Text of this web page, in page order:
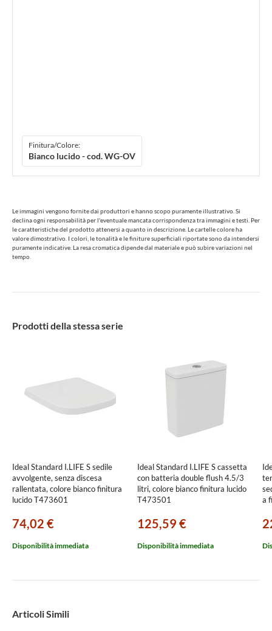
Finitura/Colore:
Bianco lucido - cod. WG-OV
Le immagini vengono fornite dai produttori e hanno scopo puramente illustrativo. Si
declina ogni responsabilità per l'eventuale mancata corrispondenza tra immagini e testi. Per
le caratteristiche del prodotto attenersi a quanto in descrizione. Le cartelle colore ha
valore dimostrativo. I colori, le tonalità e le finiture superficiali riportate sono da intendersi
puramente indicative. La resa cromatica dipende dal materiale e può subire variazioni nel
tempo.
Prodotti della stessa serie
Ideal Standard I.LIFE S sedile
avvolgente, senza discesa
rallentata, colore bianco finitura
lucido T473601
74,02 €
Disponibilità immediata
Ideal Standard I.LIFE S cassetta
con batteria double flush 4.5/3
litri, colore bianco finitura lucido
T473501
125,59 €
Disponibilità immediata
a
Articoli Simili